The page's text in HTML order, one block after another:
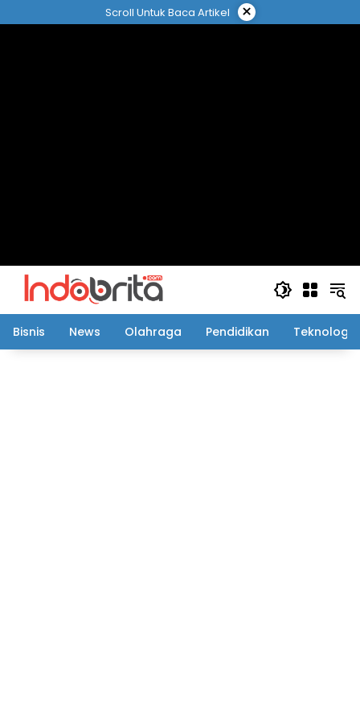
ke
Scroll Untuk Baca Artikel ×
Bisnis News Olahraga Pendidikan Teknologi